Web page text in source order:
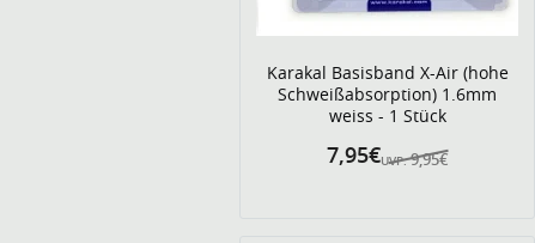
Karakal Basisband X-Air (hohe
Schweißabsorption) 1.6mm
weiss - 1 Stück
UVP: 9,95€
7,95€